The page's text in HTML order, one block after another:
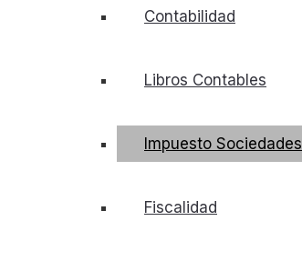
Contabilidad
Libros Contables
Impuesto Sociedades
Fiscalidad